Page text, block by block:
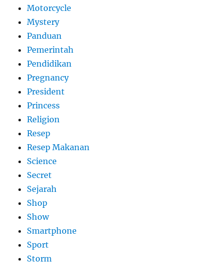
Motorcycle
Mystery
Panduan
Pemerintah
Pendidikan
Pregnancy
President
Princess
Religion
Resep
Resep Makanan
Science
Secret
Sejarah
Shop
Show
Smartphone
Sport
Storm